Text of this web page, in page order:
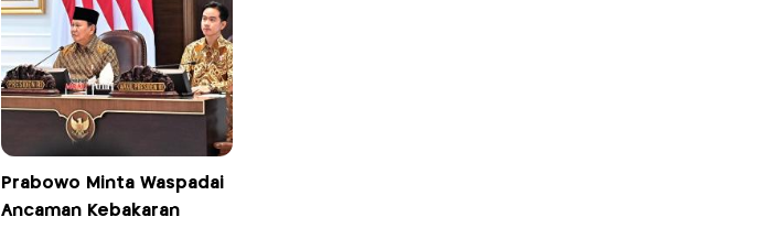
Prabowo Minta Waspadai
Ancaman Kebakaran